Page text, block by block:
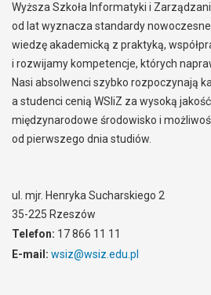
Wyższa Szkoła Informatyki i
od lat wyznacza standardy
wiedzę akademicką z praktyką,
i rozwijamy kompetencje, których
Nasi absolwenci szybko rozpoczynają
a studenci cenią WSIiZ za wysoką
międzynarodowe środowisko i
od pierwszego dnia studiów.
ul. mjr. Henryka Sucharskiego 2
35-225 Rzeszów
Telefon: 17 866 11 11
E-mail: wsiz@wsiz.edu.pl